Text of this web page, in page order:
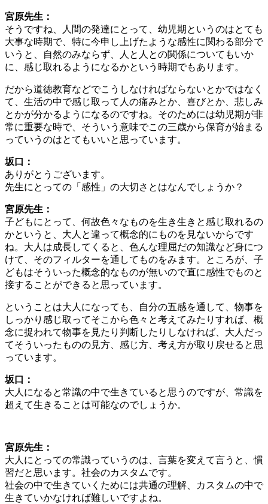
宮原先生：
そうですね、人間の発達にとって、幼児期というのはとても
大事な時期で、特に今申し上げたような感性に関わる部分で
いうと、自然のみならず、人と人との関係についてもいか
に、感じ取れるようになるかという時期でもあります。
だから道徳教育などでこうしなければならないとかではなく
て、生活の中で感じ取って人の痛みとか、喜びとか、悲しみ
とかが分かるようになるのですね。そのためには幼児期が非
常に重要な時で、そういう意味でこの三歳から保育が始まる
っていうのはとてもいいと思っています。
坂口：
ありがとうございます。
先生にとっての「感性」の大切さとはなんでしょうか？
宮原先生：
子どもにとって、何故色々なものを生き生きと感じ取れるの
かというと、大人と違って概念的にものを見ないからです
ね。大人は成長してくると、色んな理屈だの知識など身につ
けて、そのフィルターを通してものをみます。ところが、子
どもはそういった概念的なものが無いので直に感性でものと
接することができると思っています。
ということは大人になっても、自分の五感を通して、物事を
しっかり感じ取ってそこから色々と考えてみたりすれば、概
念に捉われて物事を見たり判断したりしなければ、大人だっ
てそういったものの見方、感じ方、考え方が取り戻せると思
っています。
坂口：
大人になると常識の中で生きていると思うのですが、常識を
超えて生きることは可能なのでしょうか。
宮原先生：
大人にとっての常識っていうのは、言葉を変えて言うと、慣
習だと思います。社会のカスタムです。
社会の中で生きていくためには共通の理解、カスタムの中で
生きていかなければ難しいですよね。